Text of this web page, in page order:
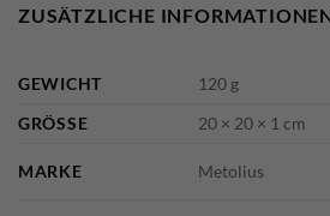
ZUSÄTZLICHE
GEWICHT
120 g
GRÖSSE
20 × 20 × 1 cm
MARKE Metolius